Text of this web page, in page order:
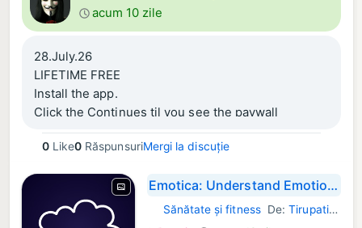
acum 10 zile
28.July.26
LIFETIME FREE
Install the app.
Click the Continues til you see the paywall
Click “see all plans” (it is under the green Get 2
weeks free trial)
0Like0 RăspunsuriMergi la discuție
Emotica: Understand Emotions
iOS Aplicații:
Sănătate și fitnessDe:Tirupati Balan